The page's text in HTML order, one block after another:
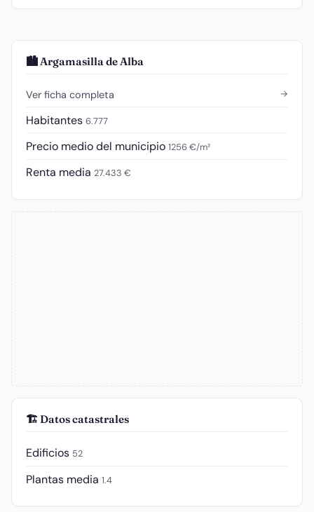
🏙️ Argamasilla de Alba
Ver ficha completa →
Habitantes 6.777
Precio medio del municipio 1256 €/m²
Renta media 27.433 €
🏗️ Datos catastrales
Edificios 52
Plantas media 1.4